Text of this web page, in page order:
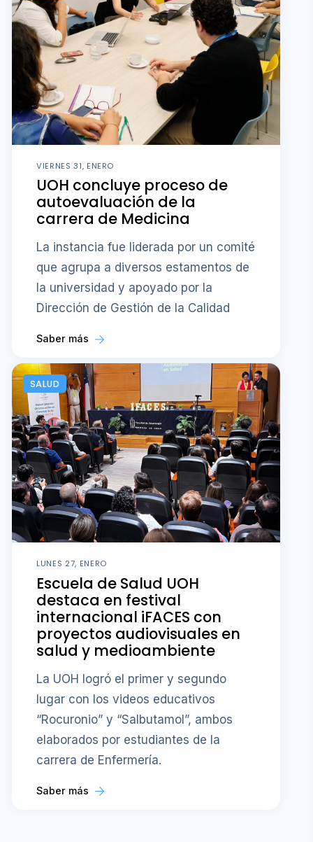
VIERNES 31, ENERO
UOH concluye proceso de
autoevaluación de la
carrera de Medicina
La instancia fue liderada por un comité
que agrupa a diversos estamentos de
la universidad y apoyado por la
Dirección de Gestión de la Calidad
Saber más
SALUD
LUNES 27, ENERO
Escuela de Salud UOH
destaca en festival
internacional iFACES con
proyectos audiovisuales en
salud y medioambiente
La UOH logró el primer y segundo
lugar con los videos educativos
“Rocuronio” y “Salbutamol”, ambos
elaborados por estudiantes de la
carrera de Enfermería.
Saber más